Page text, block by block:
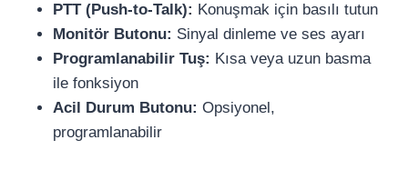
PTT (Push-to-Talk): Konuşmak için basılı tutun
Monitör Butonu: Sinyal dinleme ve ses ayarı
Programlanabilir Tuş: Kısa veya uzun basma
ile fonksiyon
Acil Durum Butonu: Opsiyonel,
programlanabilir